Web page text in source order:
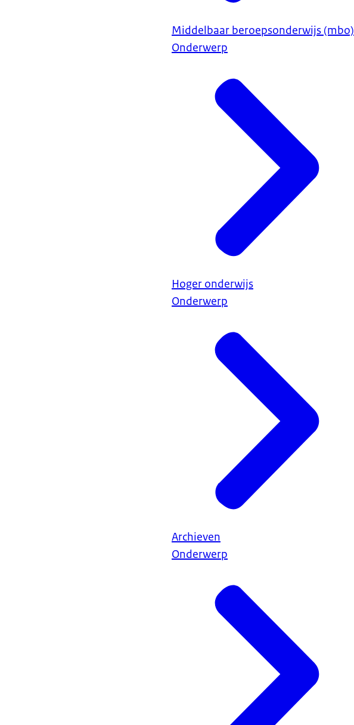
Middelbaar beroepsonderwijs (mbo)
Onderwerp
Hoger onderwijs
Onderwerp
Archieven
Onderwerp